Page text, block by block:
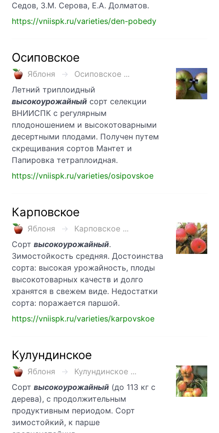
Седов, З.М. Серова, Е.А. Долматов.
https://vniispk.ru/varieties/den-pobedy
Осиповское
Яблоня
Осиповское ...
Летний триплоидный
высокоурожайный сорт селекции
ВНИИСПК с регулярным
плодоношением и высокотоварными
десертными плодами. Получен путем
скрещивания сортов Мантет и
Папировка тетраплоидная.
https://vniispk.ru/varieties/osipovskoe
Карповское
Яблоня
Карповское ...
Сорт высокоурожайный.
Зимостойкость средняя. Достоинства
сорта: высокая урожайность, плоды
высокотоварных качеств и долго
хранятся в свежем виде. Недостатки
сорта: поражается паршой.
https://vniispk.ru/varieties/karpovskoe
Кулундинское
Яблоня
Кулундинское ...
Сорт высокоурожайный (до 113 кг с
дерева), с продолжительным
продуктивным периодом. Сорт
зимостойкий, к парше